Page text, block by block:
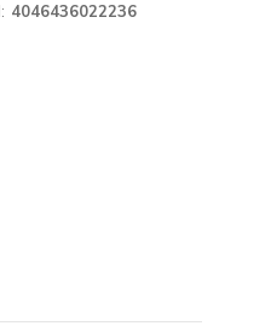
4046436022236